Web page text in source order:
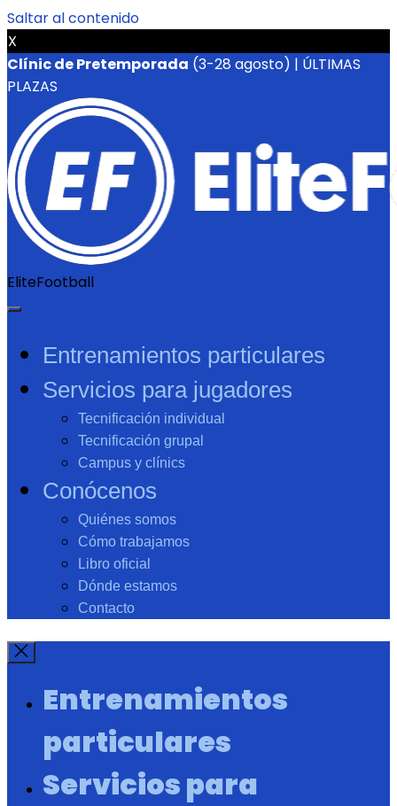
Saltar al contenido
X
Clínic de Pretemporada (3-28 agosto) | ÚLTIMAS
PLAZAS
EliteFootball
Entrenamientos particulares
Servicios para jugadores
Tecnificación individual
Tecnificación grupal
Campus y clínics
Conócenos
Quiénes somos
Cómo trabajamos
Libro oficial
Dónde estamos
Contacto
Entrenamientos
particulares
Servicios para